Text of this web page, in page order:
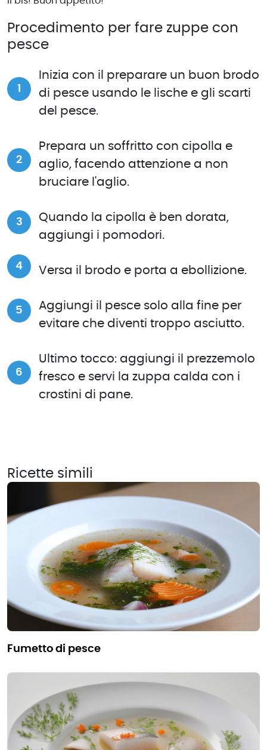
Procedimento per fare zuppe con
pesce
Inizia con il preparare un buon brodo
di pesce usando le lische e gli scarti
del pesce.
Prepara un soffritto con cipolla e
aglio, facendo attenzione a non
bruciare l'aglio.
Quando la cipolla è ben dorata,
aggiungi i pomodori.
Versa il brodo e porta a ebollizione.
Aggiungi il pesce solo alla fine per
evitare che diventi troppo asciutto.
Ultimo tocco: aggiungi il prezzemolo
fresco e servi la zuppa calda con i
crostini di pane.
Ricette simili
fumetto di pesce